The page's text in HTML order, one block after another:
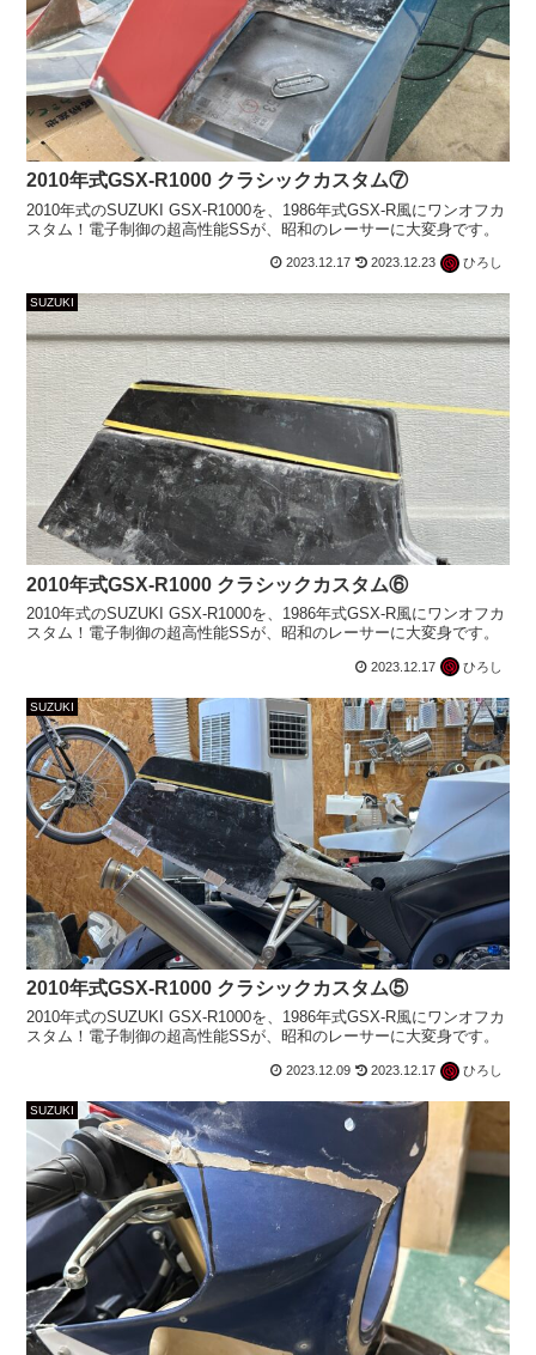
2010年式GSX-R1000 クラシックカスタム⑦
2010年式のSUZUKI GSX-R1000を、1986年式GSX-R風にワンオフカ
スタム！電子制御の超高性能SSが、昭和のレーサーに大変身です。
2023.12.17 2023.12.23 ひろし
SUZUKI
2010年式GSX-R1000 クラシックカスタム⑥
2010年式のSUZUKI GSX-R1000を、1986年式GSX-R風にワンオフカ
スタム！電子制御の超高性能SSが、昭和のレーサーに大変身です。
2023.12.17 ひろし
SUZUKI
2010年式GSX-R1000 クラシックカスタム⑤
2010年式のSUZUKI GSX-R1000を、1986年式GSX-R風にワンオフカ
スタム！電子制御の超高性能SSが、昭和のレーサーに大変身です。
2023.12.09 2023.12.17 ひろし
SUZUKI